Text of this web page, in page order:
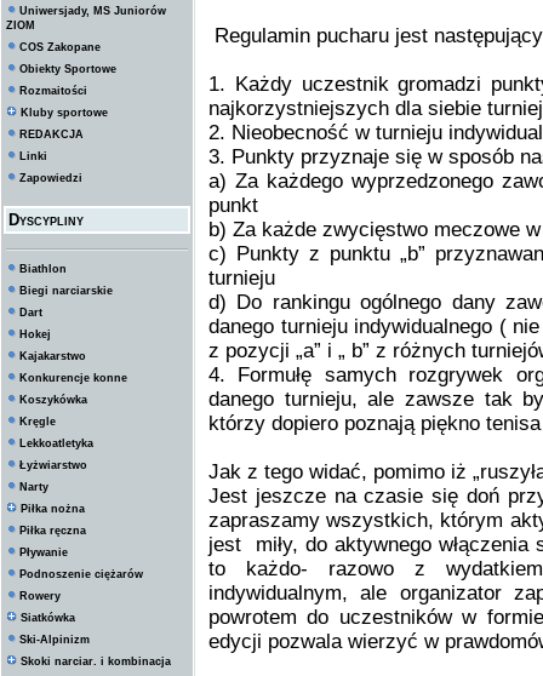
Uniwersjady, MS Juniorów
ZIOM
COS Zakopane
Obiekty Sportowe
Rozmaitości
Kluby sportowe
REDAKCJA
Linki
Zapowiedzi
Dyscypliny
Biathlon
Biegi narciarskie
Dart
Hokej
Kajakarstwo
Konkurencje konne
Koszykówka
Kręgle
Lekkoatletyka
Łyżwiarstwo
Narty
Piłka nożna
Piłka ręczna
Pływanie
Podnoszenie ciężarów
Rowery
Siatkówka
Ski-Alpinizm
Skoki narciar. i kombinacja
Regulamin pucharu jest
1. Każdy uczestnik gromadzi
najkorzystniejszych dla siebie
2. Nieobecność w turnieju
3. Punkty przyznaje się w sposób
a) Za każdego wyprzedzonego
punkt
b) Za każde zwycięstwo meczowe
c) Punkty z punktu „b”
turnieju
d) Do rankingu ogólnego dany
danego turnieju indywidualnego (
z pozycji „a” i „ b” z różnych
4. Formułę samych rozgrywek
danego turnieju, ale zawsze tak
którzy dopiero poznają piękno
Jak z tego widać, pomimo iż
Jest jeszcze na czasie się doń
zapraszamy wszystkich, którym
jest miły, do aktywnego
to każdo- razowo z
indywidualnym, ale organizator
powrotem do uczestników w
edycji pozwala wierzyć w